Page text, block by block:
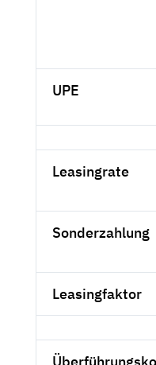
UPE
Leasingrate
Sonderzahlung
Leasingfaktor